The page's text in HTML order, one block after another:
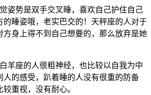
姿势是双手交叉睡，喜欢自己护住自己
的睡姿哦，老实巴交的！天秤座的人对于
方身上得不到自己想要的，那么放弃是她
羊座的人很粗神经，也比较以自我为中
人的感受，趴着睡的人没有很重的防备
重视，没有耐心。